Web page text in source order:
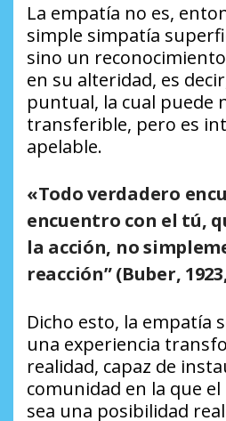
La empatía no es,
simple simpatía
sino un
en su alteridad, es
puntual, la cual puede
transferible, pero es
apelable.
«Todo verdadero
encuentro con el tú,
la acción, no
reacción”(Buber,
Dicho esto, la empatía
una experiencia
realidad, capaz de
comunidad en la que
sea una posibilidad